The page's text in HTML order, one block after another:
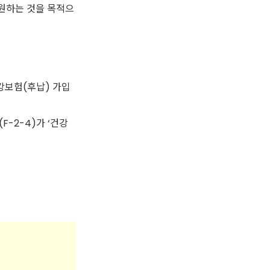
하는 것을 목적으
보험(후납) 가입
2-4)가 ‘건강